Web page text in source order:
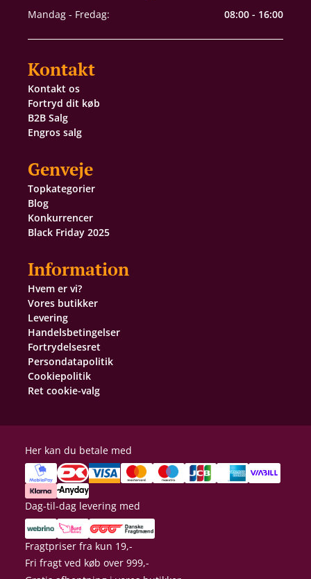
Mandag - Fredag: 08:00 - 16:00
Kontakt
Kontakt os
Fortryd dit køb
B2B Salg
Engros salg
Genveje
Topkategorier
Blog
Konkurrencer
Black Friday 2025
Information
Hvem er vi?
Vores butikker
Levering
Handelsbetingelser
Fortrydelsesret
Persondatapolitik
Cookiepolitik
Ret cookie-valg
Her kan du betale med
Dag-til-dag levering med
Fragtpriser fra kun 19,-
Fri fragt ved køb over 999,-